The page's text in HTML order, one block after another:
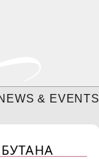
& EVENTS